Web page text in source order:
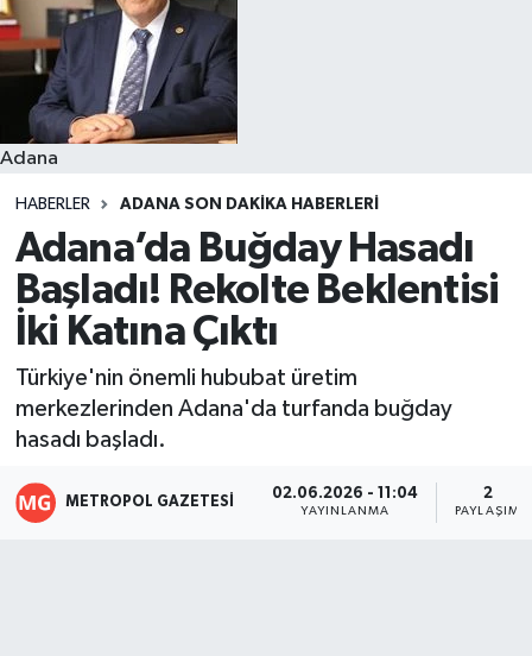
Adana
HABERLER ADANA SON DAKIKA HABERLERI
Adana’da Buğday Hasadı
Başladı! Rekolte Beklentisi
İki Katına Çıktı
Türkiye'nin önemli hububat üretim
merkezlerinden Adana'da turfanda buğday
hasadı başladı.
METROPOL GAZETESI 02.06.2026 - 11:04
YAYINLANMA
2
PAYLAŞIM
Resmi İlanlar